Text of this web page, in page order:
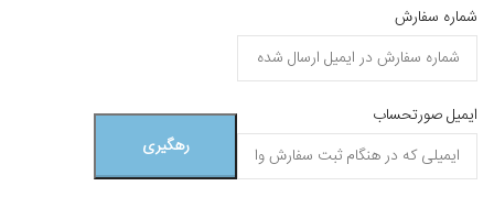
شماره سفارش
ایمیل صورتحساب
رهگیری